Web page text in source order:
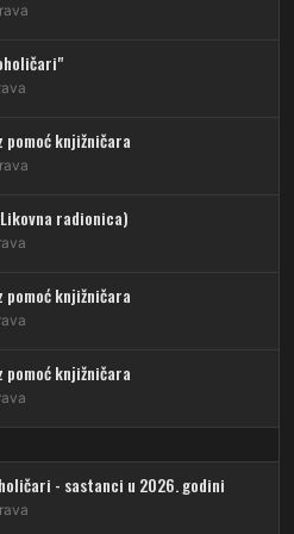
Donja
– Pl.Gornja
knjižničara
radionica)
knjižničara
knjižničara
- sastanci u 2026. godini